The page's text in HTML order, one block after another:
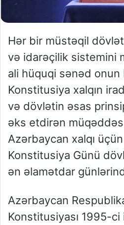
Hər bir müstəqil
və idarəçilik sistemini
ali hüquqi sənəd onun
Konstitusiya xalqın
və dövlətin əsas
əks etdirən
Azərbaycan xalqı
Konstitusiya Günü
ən əlamətdar
Azərbaycan
Konstitusiyası 1995-ci